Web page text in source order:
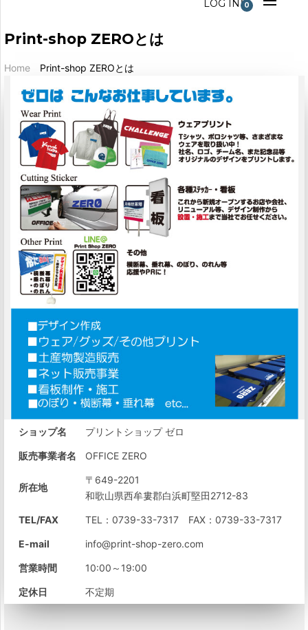
LOG IN 0
Print-shop ZEROとは
Home Print-shop ZEROとは
ショップ名 プリントショップ ゼロ
販売事業者名 OFFICE ZERO
所在地
〒649-2201
和歌山県西牟婁郡白浜町堅田2712-83
TEL/FAX TEL：0739-33-7317 FAX：0739-33-7317
E-mail info@print-shop-zero.com
営業時間 10:00～19:00
定休日 不定期